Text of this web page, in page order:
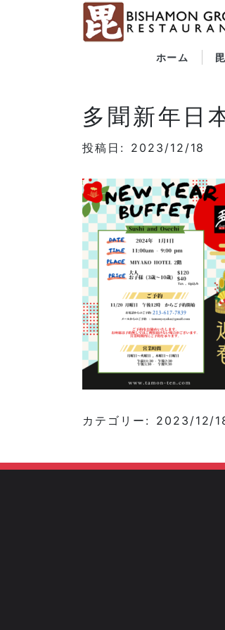
ホーム
多聞新年日
投稿日: 2023/12/18
カテゴリー: 2023/12/